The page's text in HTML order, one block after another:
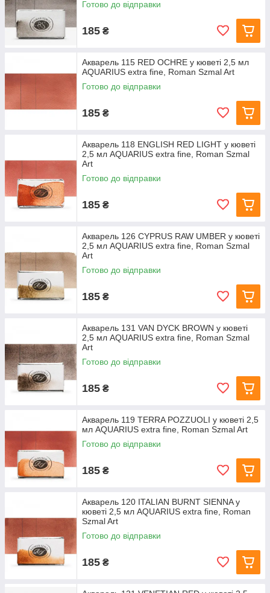
Готово до відправки
185 ₴
Акварель 115 RED OCHRE у кюветі 2,5 мл
AQUARIUS extra fine, Roman Szmal Art
Готово до відправки
185 ₴
Акварель 118 ENGLISH RED LIGHT у кюветі
2,5 мл AQUARIUS extra fine, Roman Szmal
Art
Готово до відправки
185 ₴
Акварель 126 CYPRUS RAW UMBER у кюветі
2,5 мл AQUARIUS extra fine, Roman Szmal
Art
Готово до відправки
185 ₴
Акварель 131 VAN DYCK BROWN у кюветі
2,5 мл AQUARIUS extra fine, Roman Szmal
Art
Готово до відправки
185 ₴
Акварель 119 TERRA POZZUOLI у кюветі 2,5
мл AQUARIUS extra fine, Roman Szmal Art
Готово до відправки
185 ₴
Акварель 120 ITALIAN BURNT SIENNA у
кюветі 2,5 мл AQUARIUS extra fine, Roman
Szmal Art
Готово до відправки
185 ₴